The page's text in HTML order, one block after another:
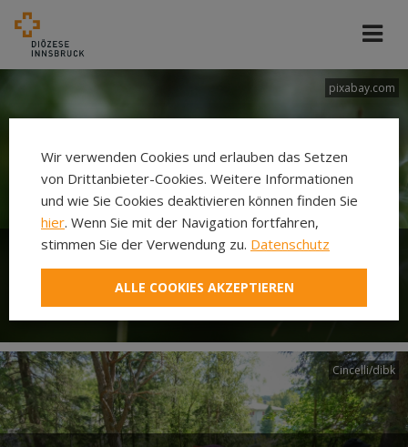
pixabay.com
Woche für das Leben - Jedes
Leben macht Sinn!
Cincelli/dibk
Wir verwenden Cookies und erlauben das Setzen
von Drittanbieter-Cookies. Weitere Informationen
und wie Sie Cookies deaktivieren können finden Sie
hier. Wenn Sie mit der Navigation fortfahren,
stimmen Sie der Verwendung zu. Datenschutz
ALLE COOKIES AKZEPTIEREN